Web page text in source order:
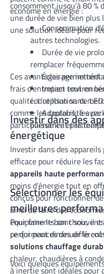
consomment jusqu’à 80
une durée de vie bien
une solution idéale pour
économe en énergie :
Consommation
autres technologies.
Durée de vie
remplacer
Éclairage
Impact
conception sans
Adaptabilité avec
puissance et la
Ces avantages
frais d’entretien tout en
qualité. L’utilisation de
comme les couloirs, les
particulièrement
Investir dans des
énergétique
Investir dans des
efficace pour réduire les
appareils haute
moins d’énergie tout en
conçus pour fonctionner
ainsi de faire des
équipements sont souvent
ce qui peut diminuer le
Sélectionner les
meilleures
Pour faire le bon choix, il
performances des
solutions chauffage
chaleur, chaudières à
à inertie sont idéales pour
Voici quelques